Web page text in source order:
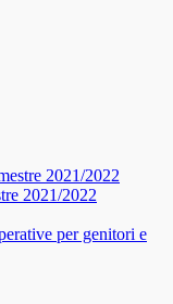
2021/2022
2021/2022
per genitori e